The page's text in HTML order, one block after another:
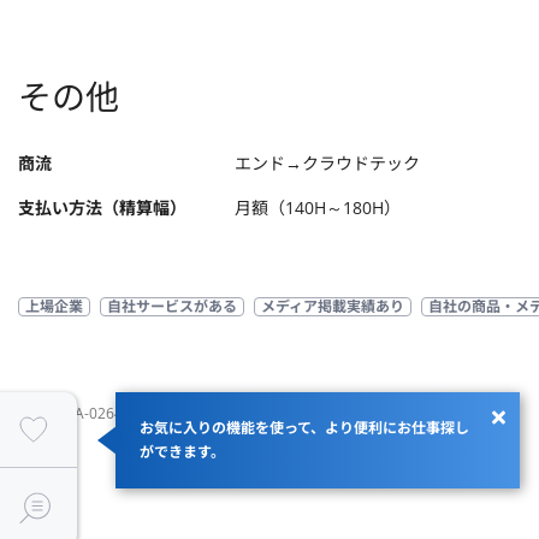
お気に入りの機能を使って、より便利にお仕事探し
ができます。
その他
商流
エンド→クラウドテック
支払い方法（精算幅）
月額（140H～180H）
上場企業 自社サービスがある メディア掲載実績あり 自社の商品・メ
JOBID：JA-026404